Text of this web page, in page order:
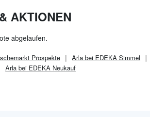
AKTIONEN
abgelaufen.
Prospekte
Arla bei EDEKA Simmel
Arla bei EDEKA Neukauf